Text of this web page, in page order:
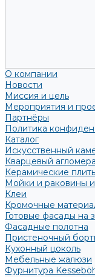
О компании
Новости
Миссия и цель
Мероприятия и
Партнёры
Политика
Каталог
Искусственный
Кварцевый
Керамические
Мойки и раковины
Клеи
Кромочные
Готовые фасады на
Фасадные полотна
Пристеночный
Кухонный цоколь
Мебельные жалюзи
Фурнитура